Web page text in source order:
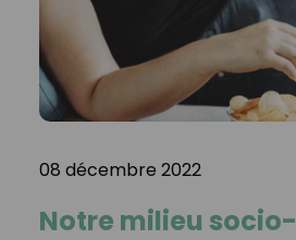
08 décembre 2022
Notre milieu socio-